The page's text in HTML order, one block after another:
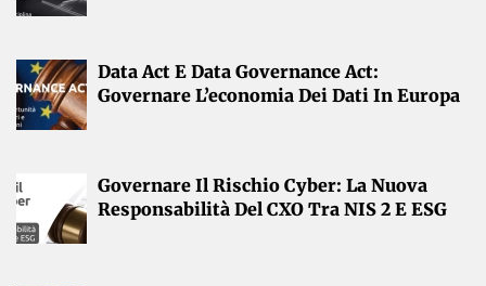
Data Act E Data Governance Act:
Governare L’economia Dei Dati In Europa
Governare Il Rischio Cyber: La Nuova
Responsabilità Del CXO Tra NIS 2 E ESG